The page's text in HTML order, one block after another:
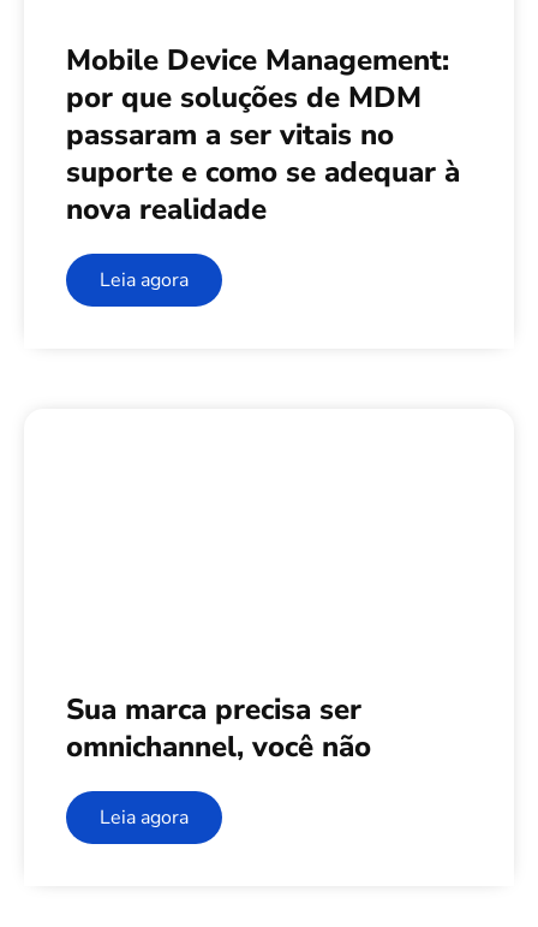
Mobile Device Management:
por que soluções de MDM
passaram a ser vitais no
suporte e como se adequar à
nova realidade
Leia agora
Sua marca precisa ser
omnichannel, você não
Leia agora